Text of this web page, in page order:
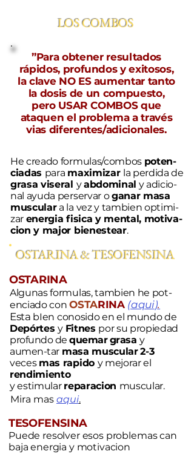
LOS COMBOS
”Para obtener resultados
rápidos, profundos y exitosos,
la clave NO ES aumentar tanto
la dosis de un compuesto,
pero USAR COMBOS que
ataquen el problema a través
vias diferentes/adicionales.
He creado formulas/combos poten-
ciadas para maximizar la perdida de
grasa viseral yabdominal y adicio-
nal ayuda perservar oganar masa
musculara la vez y tambien optimi-
zar energia fisica y mental, motiva-
cion y major bienestear.
OSTARINA & TESOFENSINA
OSTARINA
Algunas formulas, tambien he pot-
enciado conOSTARINA (aqui).
Esta bIen conosido en el mundo de
Depórtesy Fitnes por su propiedad
profundo dequemargrasay
aumen-tar masa muscular2-3
veces mas rapido y mejorar el
rendimiento
y estimular reparacion muscular.
Mira mas aqui.
TESOFENSINA
Puede resolver esos problemas can
baja energia y motivacion